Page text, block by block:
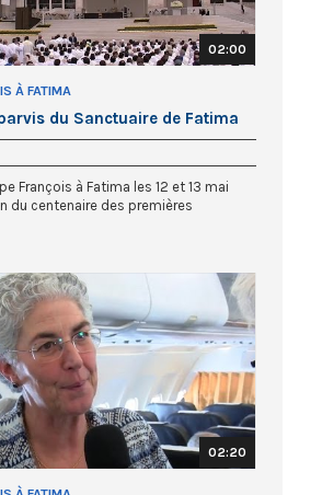
02:00
À FATIMA
du Sanctuaire de Fatima
François à Fatima les 12 et 13 mai
du centenaire des premières
02:20